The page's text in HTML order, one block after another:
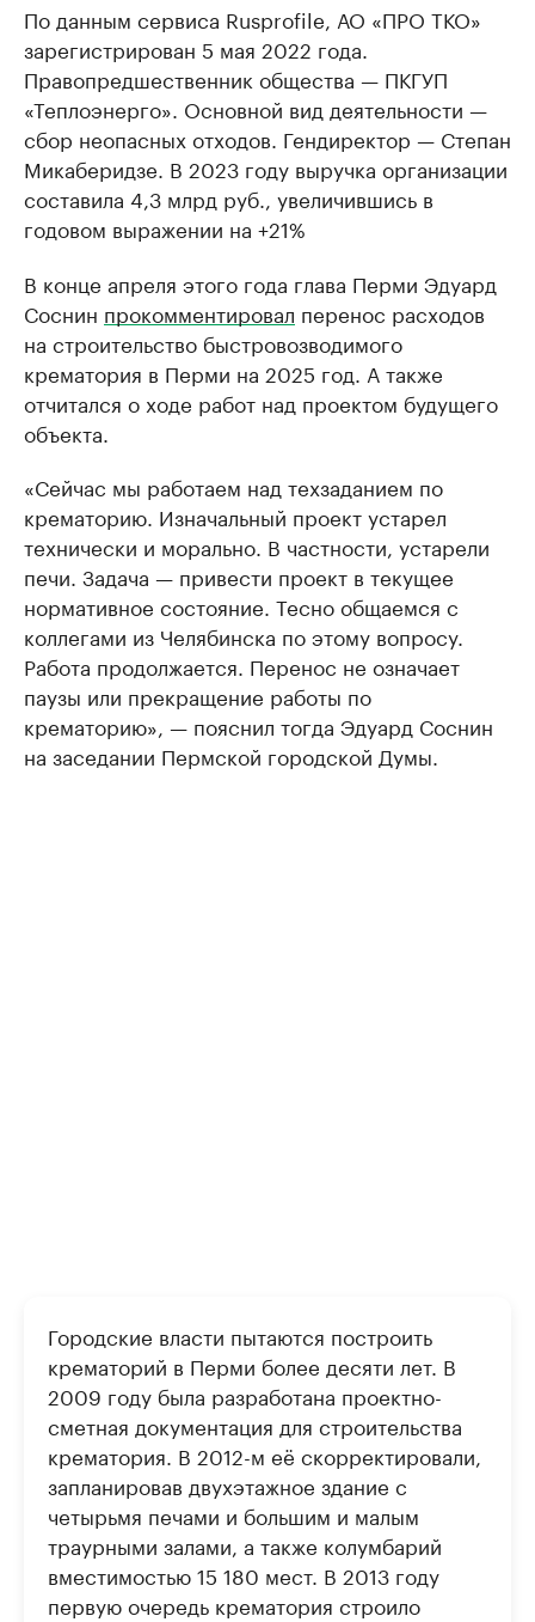
По данным сервиса Rusprofile , АО «ПРО ТКО»
зарегистрирован 5 мая 2022 года.
Правопредшественник общества — ПКГУП
«Теплоэнерго». Основной вид деятельности —
сбор неопасных отходов. Гендиректор — Степан
Микаберидзе. В 2023 году выручка организации
составила 4,3 млрд руб., увеличившись в
годовом выражении на +21%
В конце апреля этого года глава Перми Эдуард
Соснин прокомментировал перенос расходов
на строительство быстровозводимого
крематория в Перми на 2025 год. А также
отчитался о ходе работ над проектом будущего
объекта.
«Сейчас мы работаем над техзаданием по
крематорию. Изначальный проект устарел
технически и морально. В частности, устарели
печи. Задача — привести проект в текущее
нормативное состояние. Тесно общаемся с
коллегами из Челябинска по этому вопросу.
Работа продолжается. Перенос не означает
паузы или прекращение работы по
крематорию», — пояснил тогда Эдуард Соснин
на заседании Пермской городской Думы.
Городские власти пытаются построить
крематорий в Перми более десяти лет. В
2009 году была разработана проектно-
сметная документация для строительства
крематория. В 2012-м её скорректировали,
запланировав двухэтажное здание с
четырьмя печами и большим и малым
траурными залами, а также колумбарий
вместимостью 15 180 мест. В 2013 году
первую очередь крематория строило